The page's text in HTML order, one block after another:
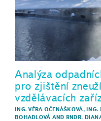
Analýza
pro zjištění
vzdělávacích
ING. VĚRA OČENÁŠKOVÁ, ING.
BOHADLOVÁ AND RNDR.